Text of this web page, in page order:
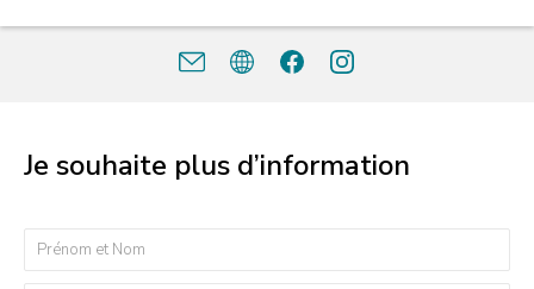
Je souhaite plus d’information